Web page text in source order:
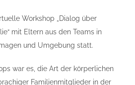
Workshop „Dialog über
mit Eltern aus den Teams in
und Umgebung statt.
war es, die Art der körperlichen
Familienmitglieder in der